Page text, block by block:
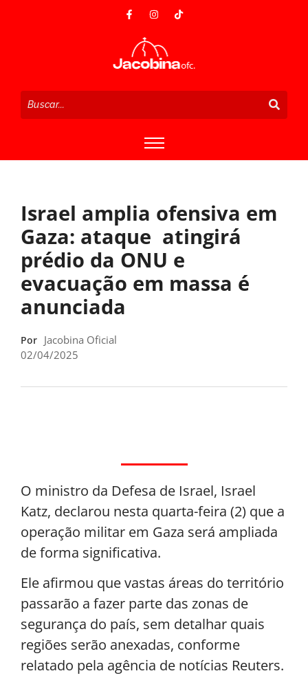
Israel amplia ofensiva em
Gaza: ataque atingirá
prédio da ONU e
evacuação em massa é
anunciada
Por Jacobina Oficial
02/04/2025
O ministro da Defesa de Israel, Israel
Katz, declarou nesta quarta-feira (2) que a
operação militar em Gaza será ampliada
de forma significativa.
Ele afirmou que vastas áreas do território
passarão a fazer parte das zonas de
segurança do país, sem detalhar quais
regiões serão anexadas, conforme
relatado pela agência de notícias Reuters.